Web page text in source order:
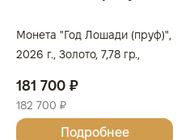
Монета "Год Лошади (пруф)",
2026 г., Золото, 7,78 гр.,
КОРОЛЕВСТВО
181 700 ₽
182 700 ₽
Подробнее